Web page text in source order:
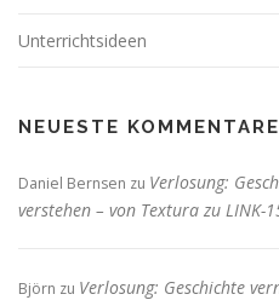
Unterrichtsideen
NEUESTE KOMMENTARE
Daniel Bernsen zu Verlosung:
verstehen – von Textura zu LINK-
Björn zu Verlosung: Geschichte